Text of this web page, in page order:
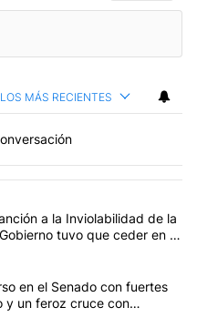
LOS MÁS RECIENTES
más comentarios en los
"El Senado dio media
a la Inviolabilidad de la
tuvo que ceder en la
"Bullrich cerró su discurso
en el Senado con fuertes
y un feroz cruce con
“¡cállate!”